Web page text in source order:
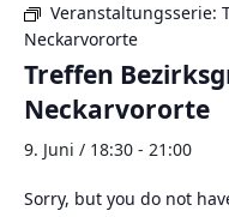
Veranstaltungsserie:
Neckarvororte
Treffen
Neckarvororte
9. Juni / 18:30 - 21:00
Sorry, but you do not